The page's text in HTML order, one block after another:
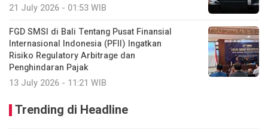
21 July 2026 - 01:53 WIB
FGD SMSI di Bali Tentang Pusat Finansial
Internasional Indonesia (PFII) Ingatkan
Risiko Regulatory Arbitrage dan
Penghindaran Pajak
13 July 2026 - 11:21 WIB
Trending di Headline